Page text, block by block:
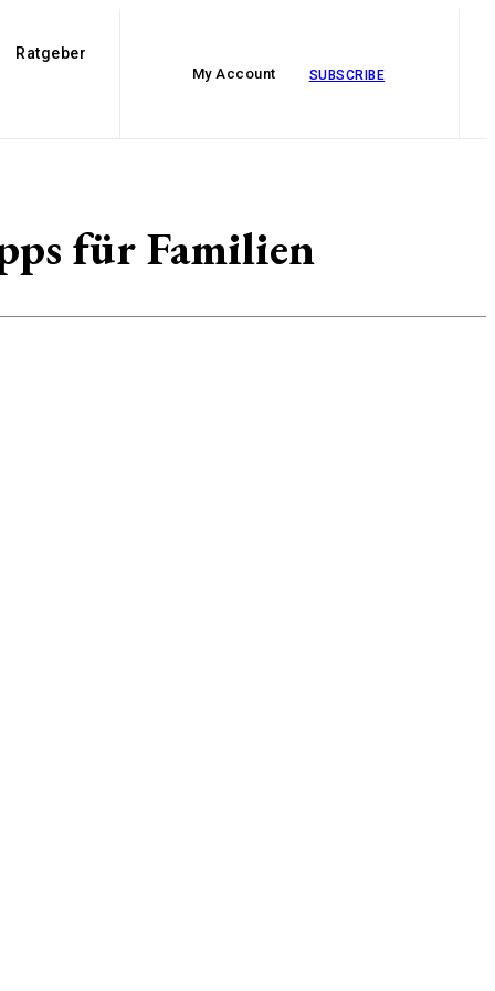
Ratgeber
My Account SUBSCRIBE
für Familien